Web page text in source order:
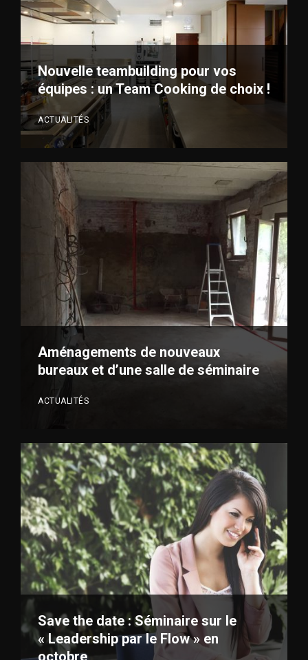
VOIR PLUS
Nouvelle teambuilding pour vos
équipes : un Team Cooking de choix !
ACTUALITÉS
VOIR PLUS
Aménagements de nouveaux
bureaux et d’une salle de séminaire
ACTUALITÉS
VOIR PLUS
Save the date : Séminaire sur le
« Leadership par le Flow » en
octobre